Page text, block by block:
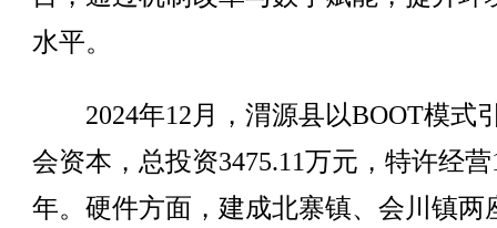
水平。
2024年12月，渭源县以BOOT模式
会资本，总投资3475.11万元，特许经营
年。硬件方面，建成北寨镇、会川镇两